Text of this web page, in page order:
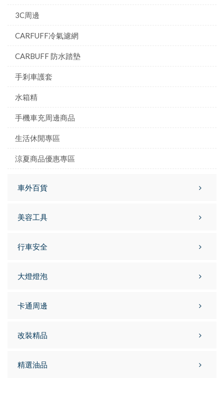
3C周邊
CARFUFF冷氣濾網
CARBUFF 防水踏墊
手剎車護套
水箱精
手機車充周邊商品
生活休閒專區
涼夏商品優惠專區
車外百貨
美容工具
行車安全
大燈燈泡
卡通周邊
改裝精品
精選油品